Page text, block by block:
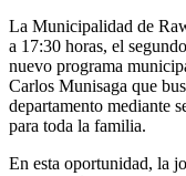
La Municipalidad de
a 17:30 horas, el
nuevo programa
Carlos Munisaga que
departamento mediante
para toda la familia.
En esta oportunidad, la